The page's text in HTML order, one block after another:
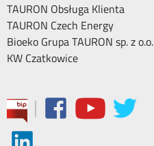
TAURON Obsługa Klienta
TAURON Czech Energy
Bioeko Grupa TAURON sp. z o.o.
KW Czatkowice
|